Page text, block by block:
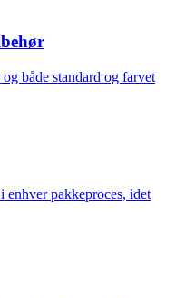
både standard og farvet
enhver pakkeproces, idet